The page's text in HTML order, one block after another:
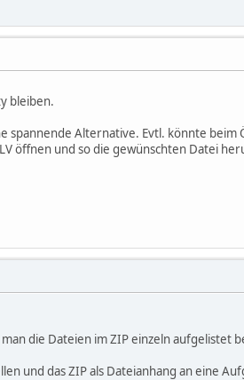
bleiben.
spannende Alternative. Evtl. könnte
öffnen und so die gewünschten Datei
die Dateien im ZIP einzeln aufgelistet
und das ZIP als Dateianhang an eine